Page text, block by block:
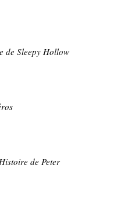
de Sleepy Hollow
de Peter